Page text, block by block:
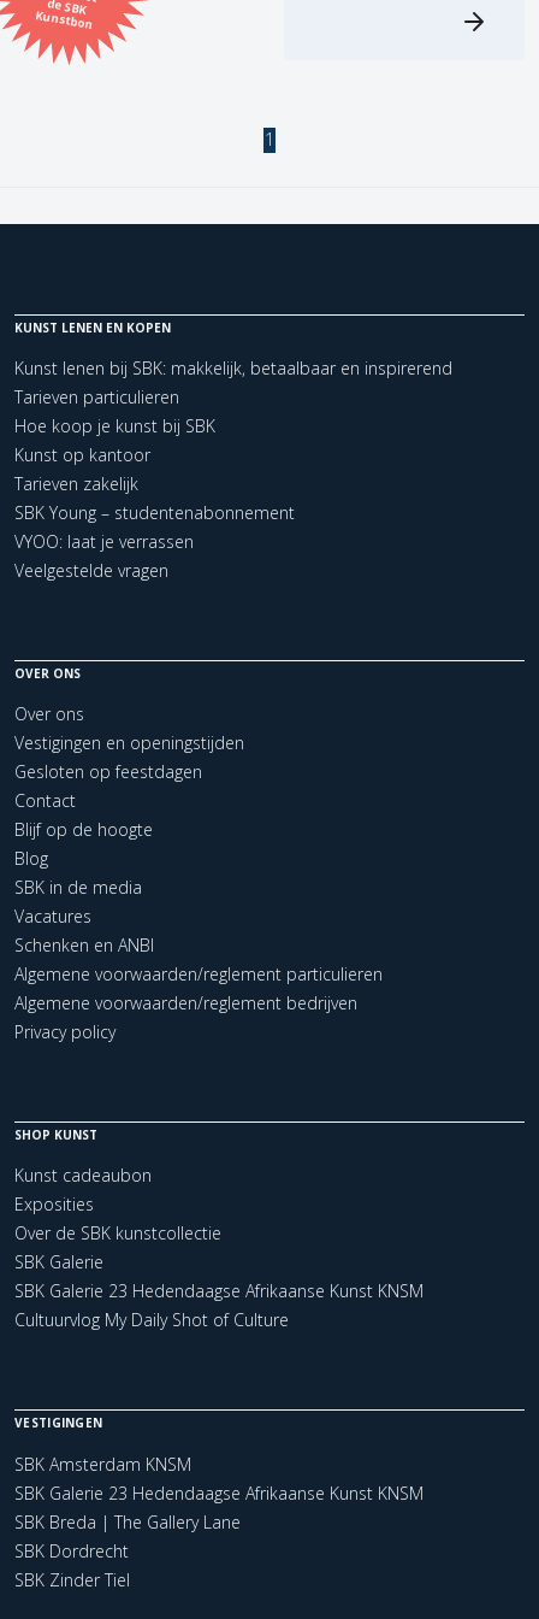
Kunstbon
Kunstenaar
Zoeken
Kerncollectie
2 items. Pagina: 1
1
KUNST LENEN EN KOPEN
Kunst lenen bij SBK: makkelijk, betaalbaar en inspirerend
Tarieven particulieren
Hoe koop je kunst bij SBK
Kunst op kantoor
Tarieven zakelijk
SBK Young – studentenabonnement
VYOO: laat je verrassen
Veelgestelde vragen
OVER ONS
Over ons
Vestigingen en openingstijden
Gesloten op feestdagen
Contact
Blijf op de hoogte
Blog
SBK in de media
Vacatures
Schenken en ANBI
Algemene voorwaarden/reglement particulieren
Algemene voorwaarden/reglement bedrijven
Privacy policy
SHOP KUNST
Kunst cadeaubon
Exposities
Over de SBK kunstcollectie
SBK Galerie
SBK Galerie 23 Hedendaagse Afrikaanse Kunst KNSM
Cultuurvlog My Daily Shot of Culture
VESTIGINGEN
SBK Amsterdam KNSM
SBK Galerie 23 Hedendaagse Afrikaanse Kunst KNSM
SBK Breda | The Gallery Lane
SBK Dordrecht
SBK Zinder Tiel